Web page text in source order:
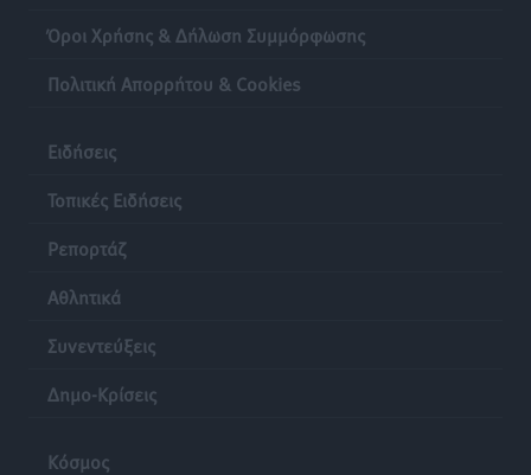
Όροι Χρήσης & Δήλωση Συμμόρφωσης
Πολιτική Απορρήτου & Cookies
Ειδήσεις
Τοπικές Ειδήσεις
Ρεπορτάζ
Αθλητικά
Συνεντεύξεις
Δημο-Κρίσεις
Κόσμος